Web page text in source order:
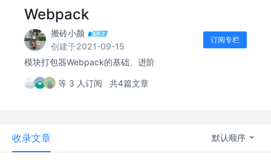
Webpack
搬砖小颜
创建于2021-09-15
订阅专栏
模块打包器Webpack的基础、进阶
等 3 人订阅 共4篇文章
收录文章 默认顺序